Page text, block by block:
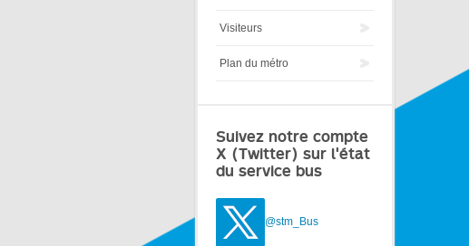
Visiteurs
Plan du métro
Suivez notre compte
X (Twitter) sur l'état
du service bus
@stm_Bus